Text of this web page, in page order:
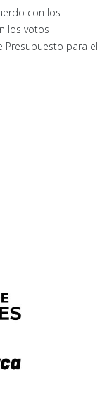
con los
los votos
Presupuesto para el